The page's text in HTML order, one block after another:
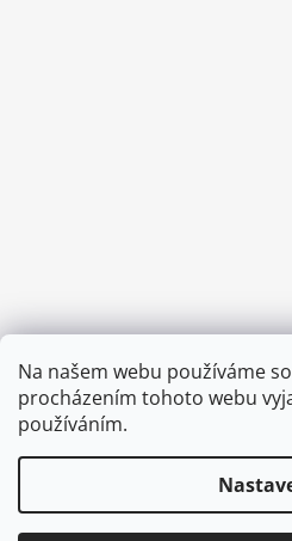
Na našem webu používáme
procházením tohoto webu
používáním.
Provozní doba:
8.00 - 15.00 hod (pondělí -